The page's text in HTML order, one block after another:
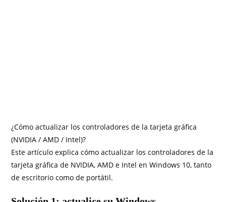
¿Cómo actualizar los controladores de la tarjeta gráfica
(NVIDIA / AMD / Intel)?
Este artículo explica cómo actualizar los controladores de la
tarjeta gráfica de NVIDIA, AMD e Intel en Windows 10, tanto
de escritorio como de portátil.